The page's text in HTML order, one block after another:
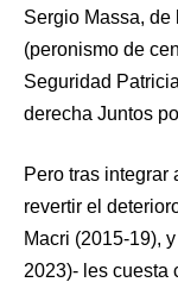
Sergio Massa,
(peronismo de
Seguridad
derecha Juntos
Pero tras integrar
revertir el
Macri (2015-19),
2023)- les cuesta